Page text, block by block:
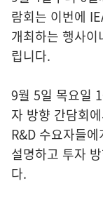
람회는 이번에
개최하는 행사
립니다.
9월 5일 목요일
자 방향 간담회
R&D 수요자들
설명하고 투자
다.